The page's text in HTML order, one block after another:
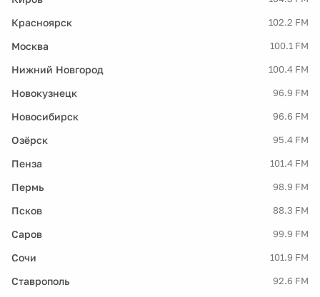
Красноярск 102.2 FM
Москва 100.1 FM
Нижний Новгород 100.4 FM
Новокузнецк 96.9 FM
Новосибирск 96.6 FM
Озёрск 95.4 FM
Пенза 101.4 FM
Пермь 98.9 FM
Псков 88.3 FM
Саров 99.9 FM
Сочи 101.9 FM
Ставрополь 92.6 FM